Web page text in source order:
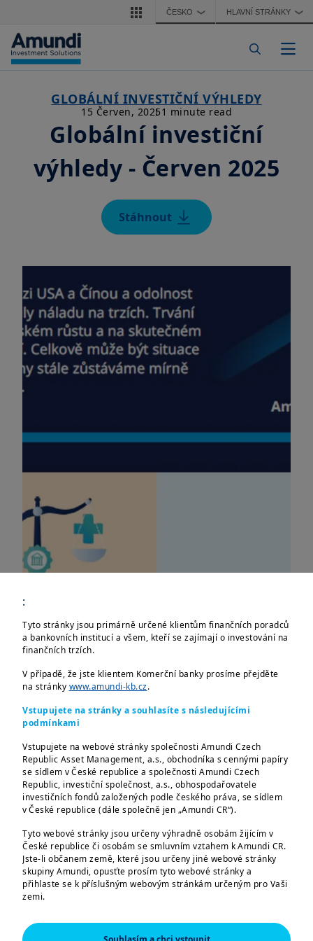
Přejít k hlavnímu obsahu ČESKO ❯ HLAVNÍ STRÁNKY ❯
:
Tyto stránky jsou primárně určené klientům finančních poradců
a bankovních institucí a všem, kteří se zajímají o investování na
finančních trzích.
V případě, že jste klientem Komerční banky prosíme přejděte
na stránky www.amundi-kb.cz.
Vstupujete na stránky a souhlasíte s následujícími
podmínkami
Vstupujete na webové stránky společnosti Amundi Czech
Republic Asset Management, a.s., obchodníka s cennými papíry
se sídlem v České republice a společnosti Amundi Czech
Republic, investiční společnost, a.s., obhospodařovatele
investičních fondů založených podle českého práva, se sídlem
v České republice (dále společně jen „Amundi CR“).
Tyto webové stránky jsou určeny výhradně osobám žijícím v
České republice či osobám se smluvním vztahem k Amundi CR.
Jste-li občanem země, které jsou určeny jiné webové stránky
skupiny Amundi, opusťte prosím tyto webové stránky a
přihlaste se k příslušným webovým stránkám určeným pro Vaši
zemi.
Tyto webové stránky jsou určeny výhradně k poskytování
informací o společnostech Amundi CR a skupině Amundi a o
GLOBÁLNÍ INVESTIČNÍ VÝHLEDY
15 Červen, 20251 minute read
Globální investiční
výhledy - Červen 2025
Stáhnout
Vážení investoři,
podívejte se na 4 klíčová témata, která
podle nás budou hýbat trhy:
1. Obavy z fiskálního deficitu ovlivňují
výnosy dluhopisů
2. Americká cla budou mít dopad na akcie
slabšího dolaru
4. Uvolňování měnové politiky na podporu
evropských podnikových dluhopisů
Vaše Amundi